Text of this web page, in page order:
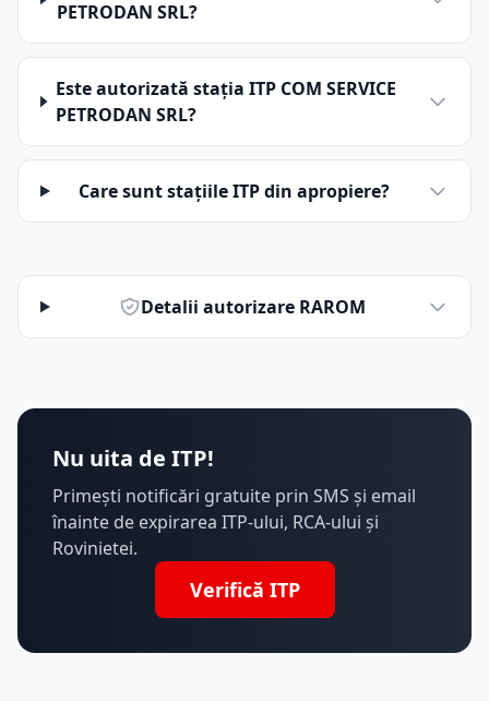
PETRODAN SRL?
Este autorizată stația ITP COM SERVICE
PETRODAN SRL?
Care sunt stațiile ITP din apropiere?
Detalii autorizare RAROM
Nu uita de ITP!
Primești notificări gratuite prin SMS și email
înainte de expirarea ITP-ului, RCA-ului și
Rovinietei.
Verifică ITP